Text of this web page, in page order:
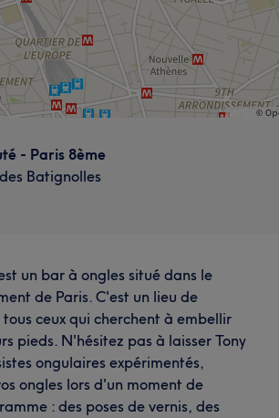
- Paris 8ème
Batignolles
un bar à ongles situé dans le
de Paris. C'est un lieu de
ceux qui cherchent à embellir
pieds. N'hésitez pas à laisser Tony
ongulaires expérimentés,
ongles lors d'un moment de
: des poses de vernis, des